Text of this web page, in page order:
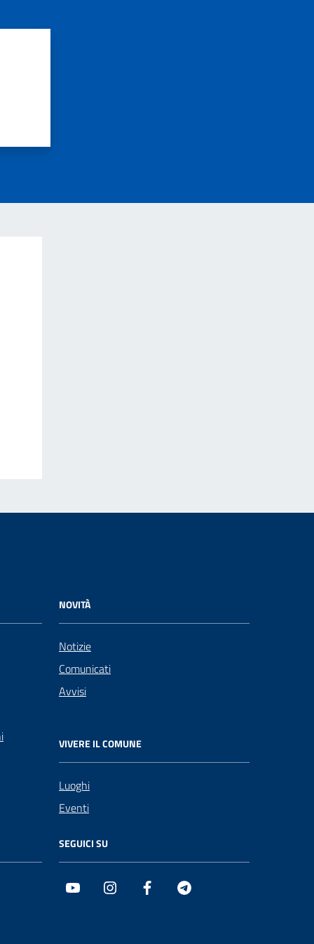
NOVITÀ
Notizie
Comunicati
Avvisi
VIVERE IL COMUNE
Luoghi
Eventi
SEGUICI SU
Youtube Instagram Facebook